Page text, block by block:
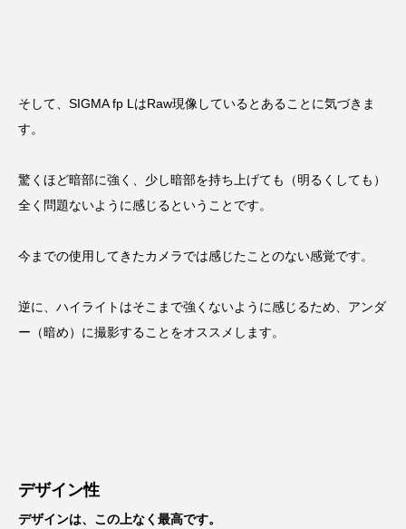
そして、SIGMA fp LはRaw現像しているとあることに気づきま
す。
驚くほど暗部に強く、少し暗部を持ち上げても（明るくしても）
全く問題ないように感じるということです。
今までの使用してきたカメラでは感じたことのない感覚です。
逆に、ハイライトはそこまで強くないように感じるため、アンダ
ー（暗め）に撮影することをオススメします。
デザイン性
デザインは、この上なく最高です。